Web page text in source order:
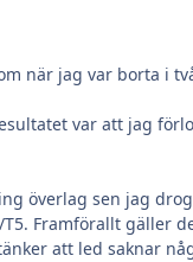
när jag var borta i
var att jag
överlag sen jag
Framförallt gäller
att led saknar